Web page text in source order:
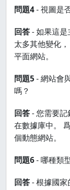
問題4- 視圖是
回答- 如果這
太多其他變化
平面網站。
問題5- 網站會
嗎？
回答- 您需要
在數據庫中。
個動態網站。
問題6- 哪種類
回答- 根據國